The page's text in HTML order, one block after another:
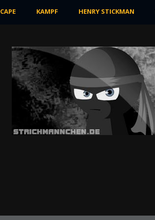
KAMPF HENRY STICKMAN